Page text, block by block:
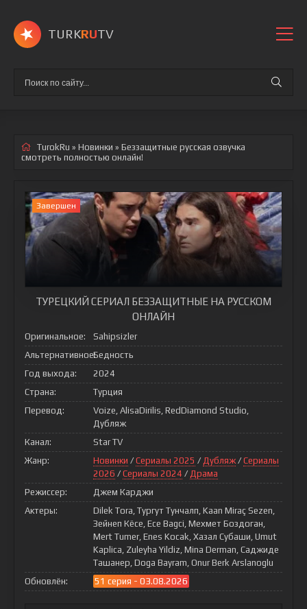
TURKRUTV
TurokRu » Новинки » Беззащитные русская озвучка
смотреть полностью онлайн!
Завершен
ТУРЕЦКИЙ СЕРИАЛ БЕЗЗАЩИТНЫЕ НА РУССКОМ
ОНЛАЙН
Оригинальное:
Sahipsizler
Альтернативное:Бедность
Год выхода:
2024
Страна:
Турция
Перевод:
Voize, AlisaDirilis, RedDiamond Studio,
Дубляж
Канал:
Star TV
Жанр:
Новинки / Сериалы 2025 / Дубляж/ Сериалы
2026 / Сериалы 2024 / Драма
Режиссер:
Джем Карджи
Актеры:
Dilek Tora, Тургут Тунчалп, Kaan Miraç Sezen,
Зейнеп Кёсе, Ece Bagci, Мехмет Боздоган,
Mert Tumer, Enes Kocak, Хазал Субаши, Umut
Kaplica, Zuleyha Yildiz, Mina Derman, Саджиде
Ташанер, Doga Bayram, Onur Berk Arslanoglu
Обновлён:
51 серия - 03.08.2026